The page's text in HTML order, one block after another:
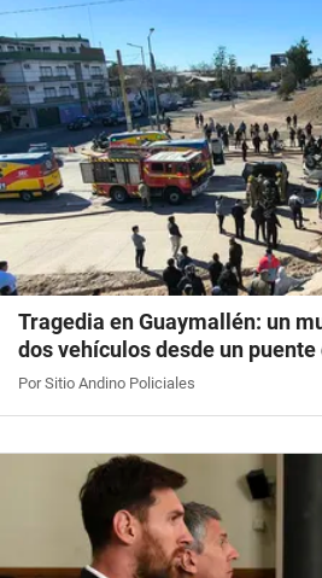
Tragedia en Guaymallén: un
dos vehículos desde un puente
Por Sitio Andino Policiales